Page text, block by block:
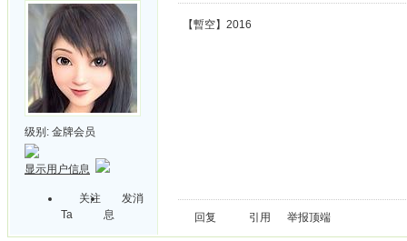
级别: 金牌会员
显示用户信息
关注
Ta
发消
息
【暫空】2016
回复 引用 举报顶端